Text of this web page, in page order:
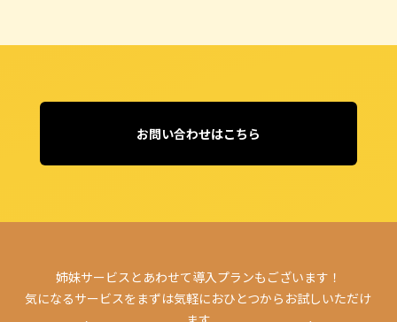
お問い合わせはこちら
姉妹サービスとあわせて導入プランもございます！
気になるサービスをまずは気軽におひとつからお試しいただけ